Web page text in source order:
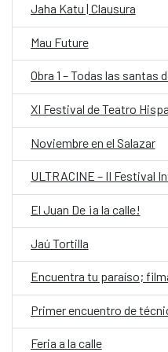
Jaha Katu | Clausura
Mau Future
XI Festival de Teatro
Noviembre en el Salazar
El Juan De ¡a la calle!
Jaú Tortilla
Primer encuentro de
Feria a la calle